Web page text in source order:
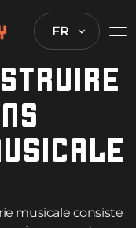
FR
musicale consiste